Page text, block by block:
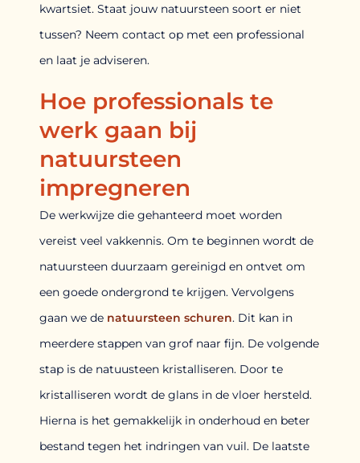
kwartsiet. Staat jouw natuursteen soort er niet
tussen? Neem contact op met een professional
en laat je adviseren.
Hoe professionals te
werk gaan bij
natuursteen
impregneren
De werkwijze die gehanteerd moet worden
vereist veel vakkennis. Om te beginnen wordt de
natuursteen duurzaam gereinigd en ontvet om
een goede ondergrond te krijgen. Vervolgens
gaan we de natuursteen schuren. Dit kan in
meerdere stappen van grof naar fijn. De volgende
stap is de natuusteen kristalliseren. Door te
kristalliseren wordt de glans in de vloer hersteld.
Hierna is het gemakkelijk in onderhoud en beter
bestand tegen het indringen van vuil. De laatste